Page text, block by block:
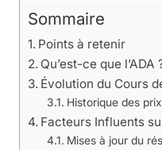
Sommaire
Points à retenir
Qu’est-ce que l’ADA
Évolution du Cours
Historique des prix
Facteurs Influents
Mises à jour du